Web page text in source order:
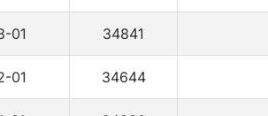
01 34841
01 34644